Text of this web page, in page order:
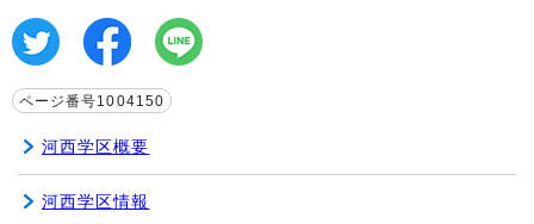
ページ番号1004150
河西学区概要
河西学区情報